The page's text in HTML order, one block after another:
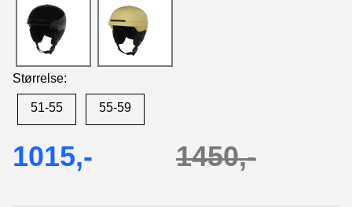
Størrelse:
51-55 55-59
1015,- 1450,-